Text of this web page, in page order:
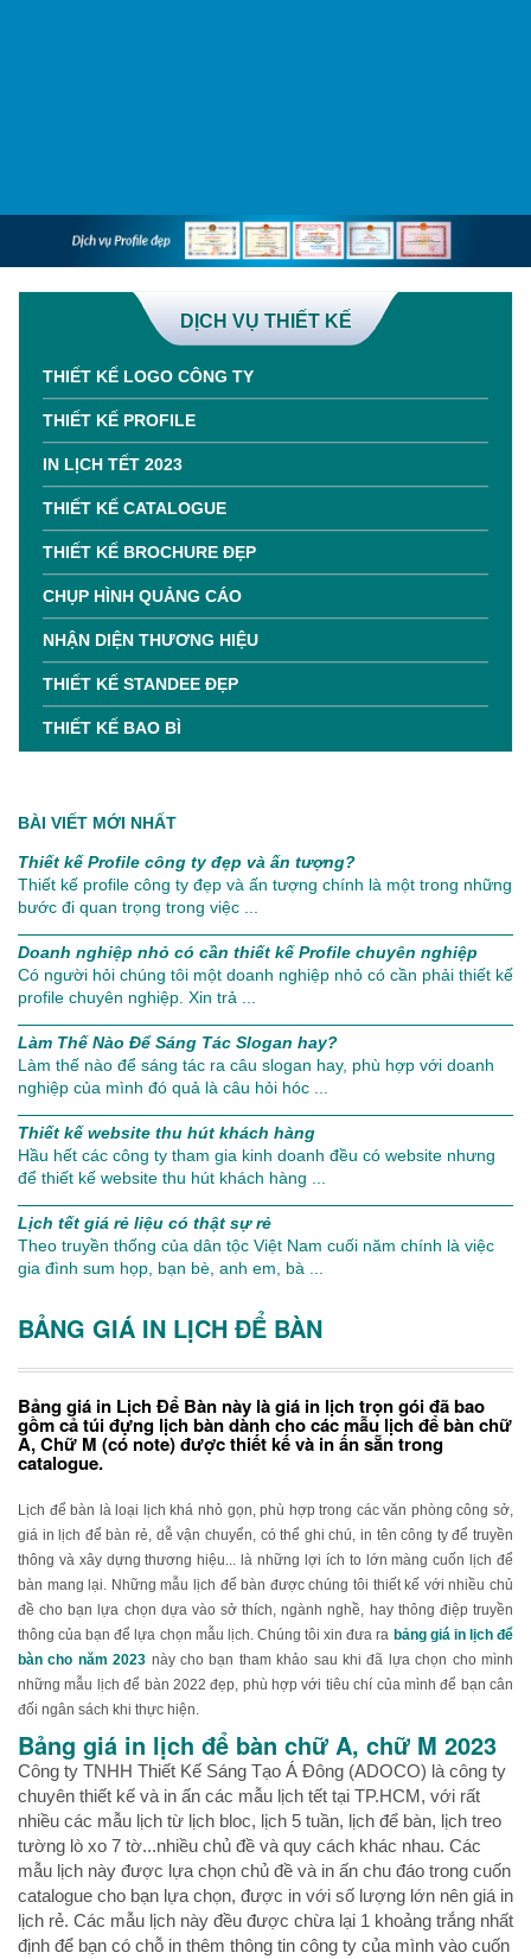
DỊCH VỤ THIẾT KẾ
THIẾT KẾ LOGO CÔNG TY
THIẾT KẾ PROFILE
IN LỊCH TẾT 2023
THIẾT KẾ CATALOGUE
THIẾT KẾ BROCHURE ĐẸP
CHỤP HÌNH QUẢNG CÁO
NHẬN DIỆN THƯƠNG HIỆU
THIẾT KẾ STANDEE ĐẸP
THIẾT KẾ BAO BÌ
BÀI VIẾT MỚI NHẤT
Thiết kế Profile công ty đẹp và ấn tượng?
Thiết kế profile công ty đẹp và ấn tượng chính là một trong những
bước đi quan trọng trong việc ...
Doanh nghiệp nhỏ có cần thiết kế Profile chuyên nghiệp
Có người hỏi chúng tôi một doanh nghiệp nhỏ có cần phải thiết kế
profile chuyên nghiệp. Xin trả ...
Làm Thế Nào Để Sáng Tác Slogan hay?
Làm thế nào để sáng tác ra câu slogan hay, phù hợp với doanh
nghiệp của mình đó quả là câu hỏi hóc ...
Thiết kế website thu hút khách hàng
Hầu hết các công ty tham gia kinh doanh đều có website nhưng
để thiết kế website thu hút khách hàng ...
Lịch tết giá rẻ liệu có thật sự rẻ
Theo truyền thống của dân tộc Việt Nam cuối năm chính là việc
gia đình sum họp, bạn bè, anh em, bà ...
BẢNG GIÁ IN LỊCH ĐỂ BÀN
Bảng giá in Lịch Để Bàn này là giá in lịch trọn gói đã bao
gồm cả túi đựng lịch bàn dành cho các mẫu lịch để bàn chữ
A, Chữ M (có note) được thiết kế và in ấn sẵn trong
catalogue.
Lịch để bàn là loại lịch khá nhỏ gọn, phù hợp trong các văn phòng công sở,
giá in lịch để bàn rẻ, dễ vận chuyển, có thể ghi chú, in tên công ty để truyền
thông và xây dựng thương hiệu... là những lợi ích to lớn màng cuốn lịch để
bàn mang lại. Những mẫu lịch để bàn được chúng tôi thiết kế với nhiều chủ
đề cho bạn lựa chọn dựa vào sở thích, ngành nghề, hay thông điệp truyền
thông của bạn để lựa chọn mẫu lịch. Chúng tôi xin đưa ra bảng giá in lịch để
bàn cho năm 2023 này cho bạn tham khảo sau khi đã lựa chọn cho mình
những mẫu lịch để bàn 2022 đẹp, phù hợp với tiêu chí của mình để bạn cân
đối ngân sách khi thực hiện.
Bảng giá in lịch để bàn chữ A, chữ M 2023
Công ty TNHH Thiết Kế Sáng Tạo Á Đông (ADOCO) là công ty
chuyên thiết kế và in ấn các mẫu lịch tết tại TP.HCM, với rất
nhiều các mẫu lịch từ lịch bloc, lịch 5 tuần, lịch để bàn, lịch treo
tường lò xo 7 tờ...nhiều chủ đề và quy cách khác nhau. Các
mẫu lịch này được lựa chọn chủ đề và in ấn chu đáo trong cuốn
catalogue cho bạn lựa chọn, được in với số lượng lớn nên giá in
lịch rẻ. Các mẫu lịch này đều được chừa lại 1 khoảng trắng nhất
định để bạn có chỗ in thêm thông tin công ty của mình vào cuốn